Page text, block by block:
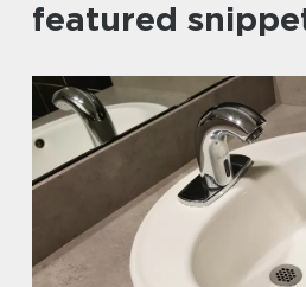
featured